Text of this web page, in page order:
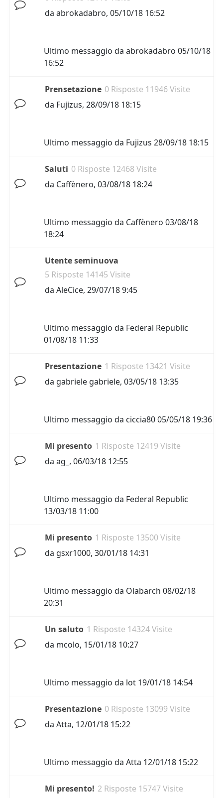
da abrokadabro, 05/10/18 16:52
Ultimo messaggio da abrokadabro 05/10/18
16:52
Prensetazione 0 Risposte 11946 Visite
da Fujizus, 28/09/18 18:15
Ultimo messaggio da Fujizus 28/09/18 18:15
Saluti 0 Risposte 12468 Visite
da Caffènero, 03/08/18 18:24
Ultimo messaggio da Caffènero 03/08/18
18:24
Utente seminuova
5 Risposte 14145 Visite
da AleCice, 29/07/18 9:45
Ultimo messaggio da Federal Republic
01/08/18 11:33
Presentazione 1 Risposte 13421 Visite
da gabriele gabriele, 03/05/18 13:35
Ultimo messaggio da ciccia8005/05/18 19:36
Mi presento 1 Risposte 12419 Visite
da ag_ , 06/03/18 12:55
Ultimo messaggio da Federal Republic
13/03/18 11:00
Mi presento 1 Risposte 13500 Visite
da gsxr1000, 30/01/18 14:31
Ultimo messaggio da Olabarch 08/02/18
20:31
Un saluto 1 Risposte 14324 Visite
da mcolo, 15/01/18 10:27
Ultimo messaggio da lot 19/01/18 14:54
Presentazione 0 Risposte 13099 Visite
da Atta, 12/01/18 15:22
Ultimo messaggio da Atta 12/01/18 15:22
Mi presento! 2 Risposte 15747 Visite